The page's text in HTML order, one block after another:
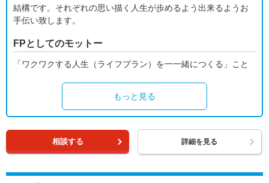
結構です。それぞれの思い描く人生が歩めるよう出来るようお
手伝い致します。
FPとしてのモットー
「ワクワクする人生（ライフプラン）を一一緒につくる」こと
もっと見る
相談する 詳細を見る